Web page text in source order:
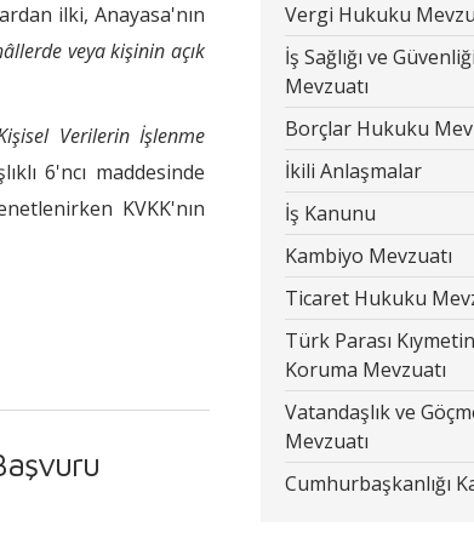
ilki, Anayasa'nın
veya kişinin açık
Verilerin İşlenme
6'ncı maddesinde
KVKK'nın
Vergi Hukuku
İş Sağlığı ve Güvenliği
Mevzuatı
Borçlar Hukuku
İkili Anlaşmalar
İş Kanunu
Kambiyo Mevzuatı
Ticaret Hukuku
Türk Parası
Koruma Mevzuatı
Vatandaşlık ve
Mevzuatı
Cumhurbaşkanlığı